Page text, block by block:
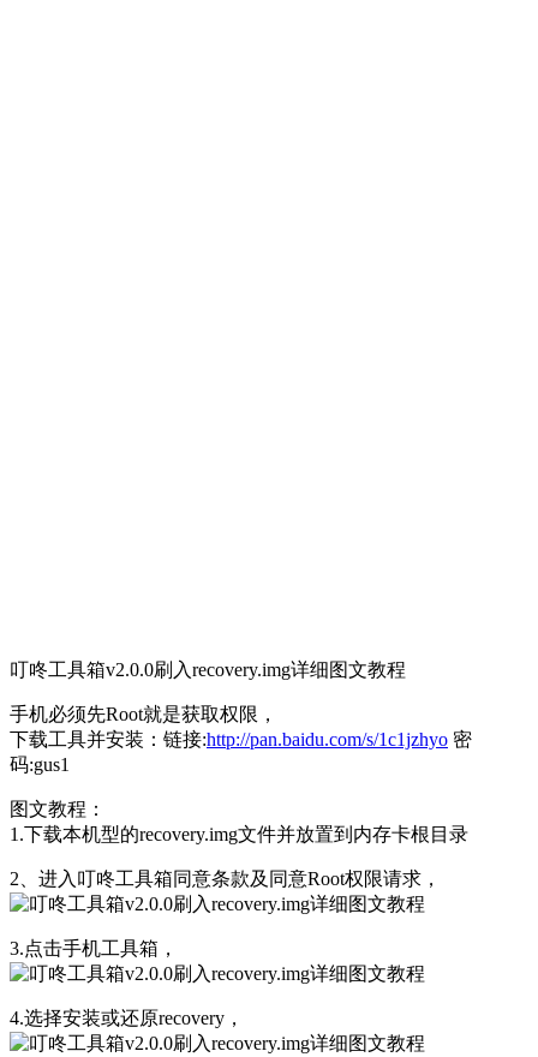
叮咚工具箱v2.0.0刷入recovery.img详细图文教程
手机必须先Root就是获取权限，
下载工具并安装：链接:http://pan.baidu.com/s/1c1jzhyo 密
码:gus1
图文教程：
1.下载本机型的recovery.img文件并放置到内存卡根目录
2、进入叮咚工具箱同意条款及同意Root权限请求，
3.点击手机工具箱，
4.选择安装或还原recovery，